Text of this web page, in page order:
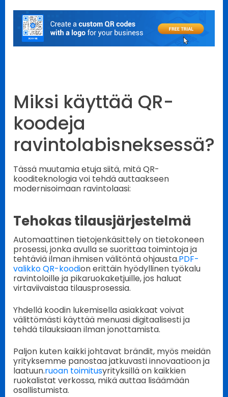
Miksi käyttää QR-
koodeja
ravintolabisneksessä?
Tässä muutamia etuja siitä, mitä QR-
kooditeknologia voi tehdä auttaakseen
modernisoimaan ravintolaasi:
Tehokas tilausjärjestelmä
Automaattinen tietojenkäsittely on tietokoneen
prosessi, jonka avulla se suorittaa toimintoja ja
tehtäviä ilman ihmisen välitöntä ohjausta.PDF-
valikko QR-koodion erittäin hyödyllinen työkalu
ravintoloille ja pikaruokaketjuille, jos haluat
virtaviivaistaa tilausprosessia.
Yhdellä koodin lukemisella asiakkaat voivat
välittömästi käyttää menuasi digitaalisesti ja
tehdä tilauksiaan ilman jonottamista.
Paljon kuten kaikki johtavat brändit, myös meidän
yrityksemme panostaa jatkuvasti innovaatioon ja
laatuun.ruoan toimitusyrityksillä on kaikkien
ruokalistat verkossa, mikä auttaa lisäämään
osallistumista.